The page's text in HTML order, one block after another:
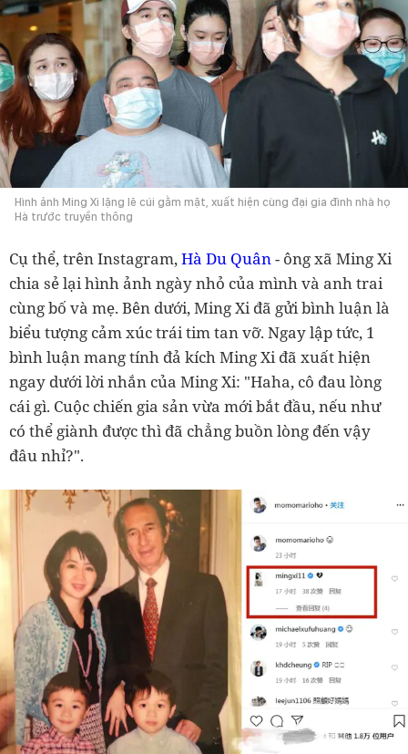
Hình ảnh Ming Xi lặng lẽ cúi gằm mặt, xuất hiện cùng đại gia đình nhà họ
Hà trước truyền thông
Cụ thể, trên Instagram,Hà Du Quân- ông xã Ming Xi
chia sẻ lại hình ảnh ngày nhỏ của mình và anh trai
cùng bố và mẹ. Bên dưới, Ming Xi đã gửi bình luận là
biểu tượng cảm xúc trái tim tan vỡ. Ngay lập tức, 1
bình luận mang tính đả kích Ming Xi đã xuất hiện
ngay dưới lời nhắn của Ming Xi: "Haha, cô đau lòng
cái gì. Cuộc chiến gia sản vừa mới bắt đầu, nếu như
có thể giành được thì đã chẳng buồn lòng đến vậy
đâu nhỉ?".